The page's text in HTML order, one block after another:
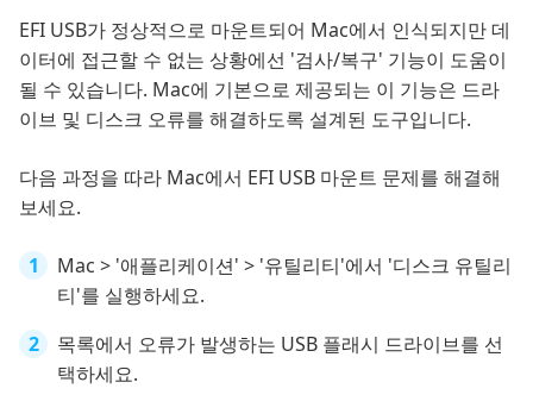
EFI USB가 정상적으로 마운트되어 Mac에서 인식되지만 데
이터에 접근할 수 없는 상황에선 '검사/복구' 기능이 도움이
될 수 있습니다. Mac에 기본으로 제공되는 이 기능은 드라
이브 및 디스크 오류를 해결하도록 설계된 도구입니다.
다음 과정을 따라 Mac에서 EFI USB 마운트 문제를 해결해
보세요.
Mac > '애플리케이션' > '유틸리티'에서 '디스크 유틸리
티'를 실행하세요.
목록에서 오류가 발생하는 USB 플래시 드라이브를 선
택하세요.